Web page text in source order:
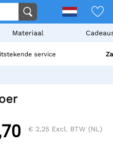
Materiaal
service
€ 2,25 Excl. BTW (NL)